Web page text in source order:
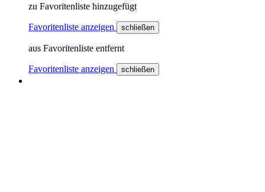
zu Favoritenliste hinzugefügt
Favoritenliste anzeigen schließen
aus Favoritenliste entfernt
Favoritenliste anzeigen schließen